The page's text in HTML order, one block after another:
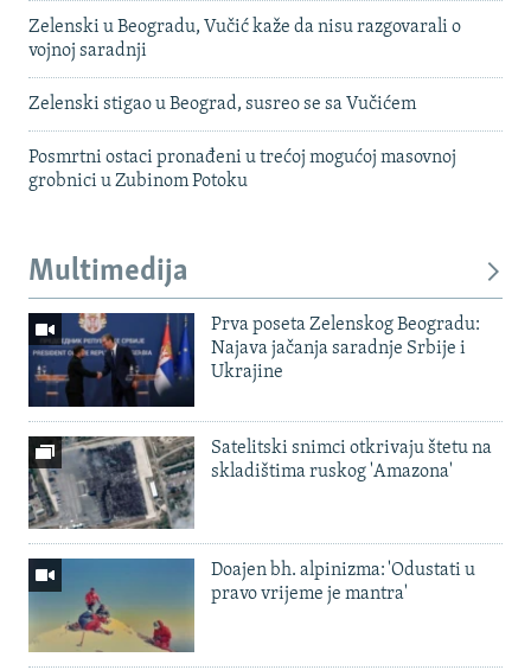
Zelenski u Beogradu, Vučić kaže da nisu razgovarali o
vojnoj saradnji
Zelenski stigao u Beograd, susreo se sa Vučićem
Posmrtni ostaci pronađeni u trećoj mogućoj masovnoj
grobnici u Zubinom Potoku
Multimedija
Prva poseta Zelenskog Beogradu:
Najava jačanja saradnje Srbije i
Ukrajine
Satelitski snimci otkrivaju štetu na
skladištima ruskog 'Amazona'
Doajen bh. alpinizma: 'Odustati u
pravo vrijeme je mantra'